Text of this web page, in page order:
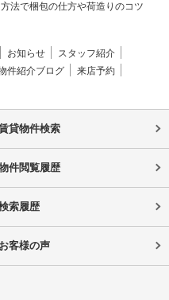
法で梱包の仕方や荷造りのコツ
お知らせ
スタッフ紹介
件紹介ブログ
来店予約
貸物件検索
件閲覧履歴
索履歴
お客様の声